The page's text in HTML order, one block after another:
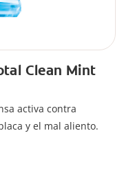
Clean Mint
activa contra
y el mal aliento.